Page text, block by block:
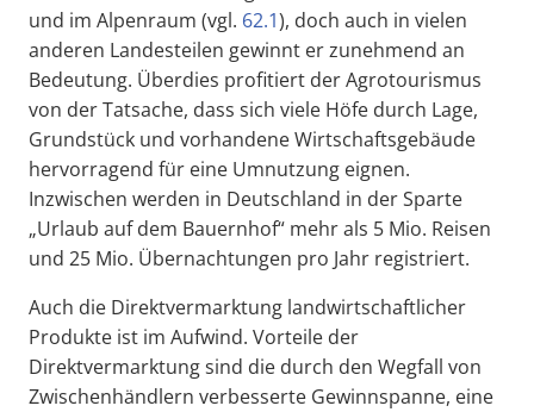
und im Alpenraum (vgl. 62.1), doch auch in vielen
anderen Landesteilen gewinnt er zunehmend an
Bedeutung. Überdies profitiert der Agrotourismus
von der Tatsache, dass sich viele Höfe durch Lage,
Grundstück und vorhandene Wirtschaftsgebäude
hervorragend für eine Umnutzung eignen.
Inzwischen werden in Deutschland in der Sparte
„Urlaub auf dem Bauernhof“ mehr als 5 Mio. Reisen
und 25 Mio. Übernachtungen pro Jahr registriert.
Auch die Direktvermarktung landwirtschaftlicher
Produkte ist im Aufwind. Vorteile der
Direktvermarktung sind die durch den Wegfall von
Zwischenhändlern verbesserte Gewinnspanne, eine